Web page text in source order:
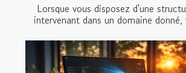
Lorsque vous disposez d'une
intervenant dans un domaine donné,